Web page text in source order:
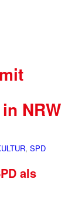
NRW
, SPD
als